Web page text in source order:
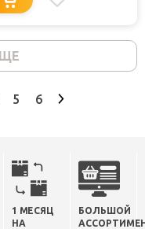
5 6
1 МЕСЯЦ
НА
БОЛЬШОЙ